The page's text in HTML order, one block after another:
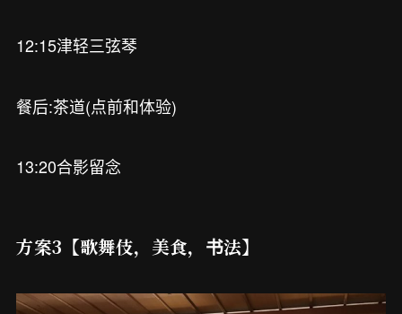
12:15津轻三弦琴
餐后:茶道(点前和体验)
13:20合影留念
方案3【歌舞伎，美食，书法】